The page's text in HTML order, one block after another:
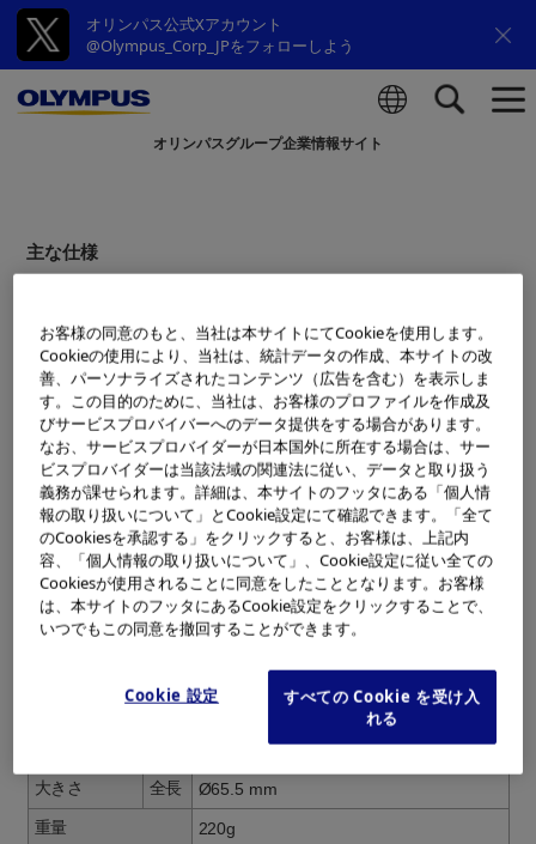
オリンパス公式Xアカウント
@Olympus_Corp_JPをフォローしよう
オリンパスグループ企業情報サイト
主な仕様
0mm相当)
レンズ構成
9群12枚 （EDレンズ1枚）
フォーカシング方式
インナーフォーカス
画角
30.0°～ 8.2°
撮影距離
0.90m～∞
最大撮影倍率
0.14x (*35mmカメラ換算: 0.28x相当)
最近接撮影範囲
124 x 93 mm
絞り羽枚数
7枚 (円形絞り)
口径比
最大
F4.0(40mm) - F5.6(150mm)
大きさ 全長
Ø65.5 mm
重量
220g
お客様の同意のもと、当社は本サイトにてCookieを使用します。
Cookieの使用により、当社は、統計データの作成、本サイトの改
善、パーソナライズされたコンテンツ（広告を含む）を表示しま
す。この目的のために、当社は、お客様のプロファイルを作成及
びサービスプロバイバーへのデータ提供をする場合があります。
なお、サービスプロバイダーが日本国外に所在する場合は、サー
ビスプロバイダーは当該法域の関連法に従い、データと取り扱う
義務が課せられます。詳細は、本サイトのフッタにある「個人情
報の取り扱いについて」とCookie設定にて確認できます。「全て
のCookiesを承認する」をクリックすると、お客様は、上記内
容、「個人情報の取り扱いについて」、Cookie設定に従い全ての
Cookiesが使用されることに同意をしたこととなります。お客様
は、本サイトのフッタにあるCookie設定をクリックすることで、
いつでもこの同意を撤回することができます。
Cookie 設定
すべての Cookie を受け入
れる